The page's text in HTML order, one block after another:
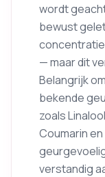
wordt
bewust
— maar dit
Belangrijk
bekende
zoals
Coumarin
verstandig